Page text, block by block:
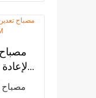
وعمال
من حيث
مقارنةً
لوكس مع شاحن سريع KL2M
مصباح